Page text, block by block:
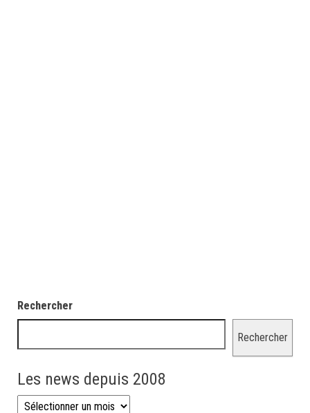
Rechercher
Rechercher
Les news depuis 2008
Les news depuis 2008